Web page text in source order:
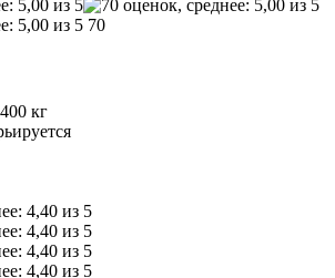
70
кг